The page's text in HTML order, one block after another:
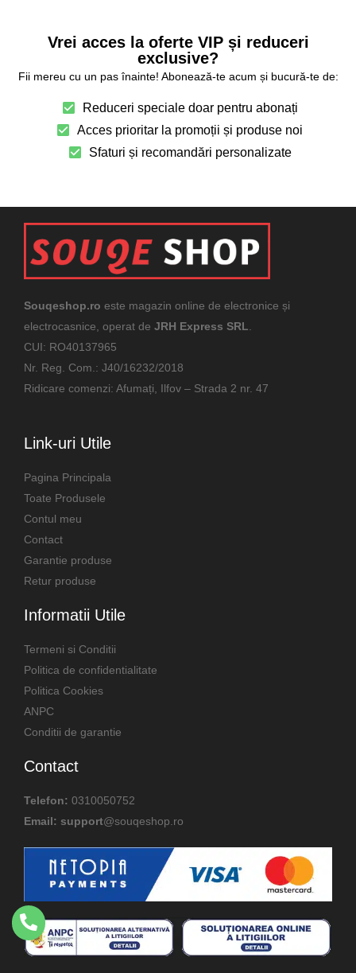
Vrei acces la oferte VIP și reduceri
exclusive?
Fii mereu cu un pas înainte! Abonează-te acum și bucură-te de:
Reduceri speciale doar pentru abonați
Acces prioritar la promoții și produse noi
Sfaturi și recomandări personalizate
Souqeshop.ro este magazin online de electronice și
electrocasnice, operat de JRH Express SRL
CUI: RO40137965
Nr. Reg. Com.: J40/16232/2018
Ridicare comenzi: Afumați, Ilfov – Strada 2 nr. 47
Link-uri Utile
Pagina Principala
Toate Produsele
Contul meu
Contact
Garantie produse
Retur produse
Informatii Utile
Termeni si Conditii
Politica de confidentialitate
Politica Cookies
ANPC
Conditii de garantie
Contact
Telefon: 0310050752
Email: support@souqeshop.ro